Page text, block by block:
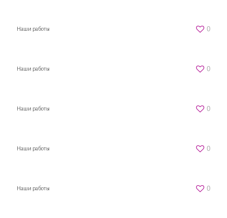
Наши работы 0
Наши работы 0
Наши работы 0
Наши работы 0
Наши работы 0